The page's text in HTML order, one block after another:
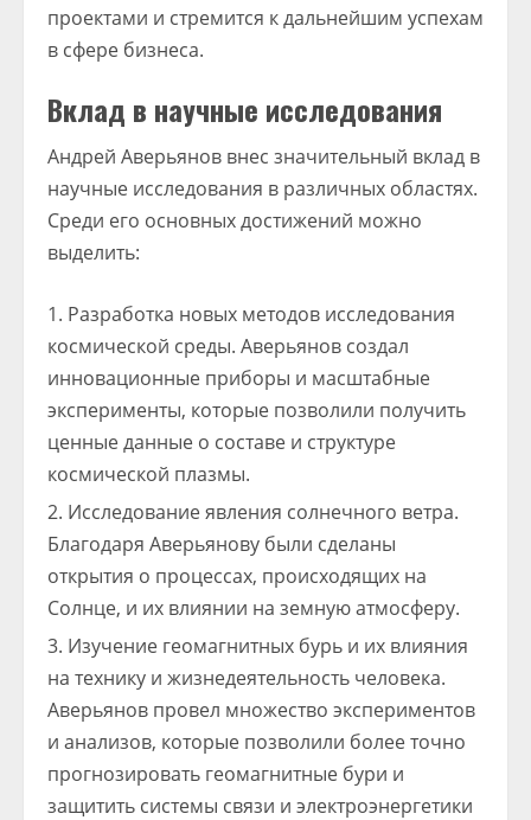
проектами и стремится к дальнейшим успехам
в сфере бизнеса.
Вклад в научные исследования
Андрей Аверьянов внес значительный вклад в
научные исследования в различных областях.
Среди его основных достижений можно
выделить:
Разработка новых методов исследования
космической среды. Аверьянов создал
инновационные приборы и масштабные
эксперименты, которые позволили получить
ценные данные о составе и структуре
космической плазмы.
Исследование явления солнечного ветра.
Благодаря Аверьянову были сделаны
открытия о процессах, происходящих на
Солнце, и их влиянии на земную атмосферу.
Изучение геомагнитных бурь и их влияния
на технику и жизнедеятельность человека.
Аверьянов провел множество экспериментов
и анализов, которые позволили более точно
прогнозировать геомагнитные бури и
защитить системы связи и электроэнергетики